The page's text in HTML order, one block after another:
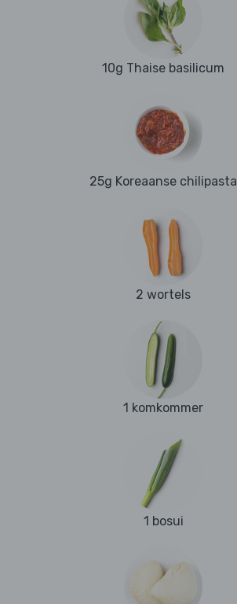
10g Thaise basilicum
25g Koreaanse chilipasta
2 wortels
1 komkommer
1 bosui